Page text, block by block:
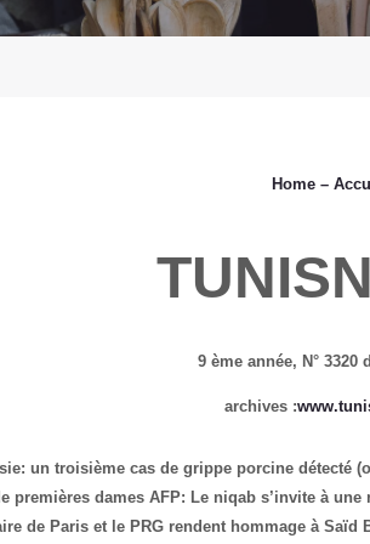
Home –
9 ème année, N° 3320
:
un troisième cas de grippe porcine détecté
premières dames AFP: Le niqab s’invite à
de Paris et le PRG rendent hommage à Saïd